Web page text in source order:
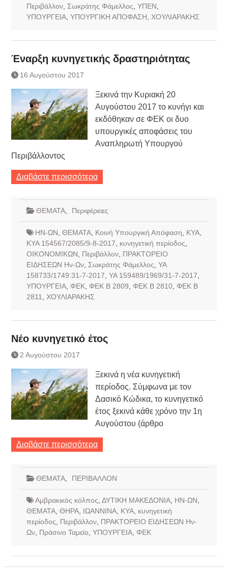
Περιβάλλον, Σωκράτης Φάμελλος ΥΠΕΝ
ΥΠΟΥΡΓΕΙΑ, ΥΠΟΥΡΓΙΚΗ ΑΠΟΦΑΣΗ ΧΟΥΛΙΑΡΑΚΗΣ
Έναρξη κυνηγετικής δραστηριότητας
16 Αυγούστου 2017
Ξεκινά την Κυριακή 20
Αυγούστου 2017 το κυνήγι και
εκδόθηκαν σε ΦΕΚ οι δυο
υπουργικές αποφάσεις του
Αναπληρωτή Υπουργού
Περιβάλλοντος
Διαβάστε περισσότερα
ΘΕΜΑΤΑ, Περιφέρειες
ΗΝ-ΩΝ ΘΕΜΑΤΑ, Κοινή Υπουργική Απόφαση ΚΥΑ,
ΚΥΑ 154567/2085/9-8-2017
κυνηγετική περίοδος
ΟΙΚΟΝΟΜΙΚΩΝ
Περιβάλλον, ΠΡΑΚΤΟΡΕΙΟ
ΕΙΔΗΣΕΩΝ Ην-Ων, Σωκράτης Φάμελλος ΥΑ
158733/1749:31-7-2017 ΥΑ 159489/1969/31-7-2017
ΥΠΟΥΡΓΕΙΑ, ΦΕΚ, ΦΕΚ Β 2809 ΦΕΚ Β 2810, ΦΕΚ Β
2811
ΧΟΥΛΙΑΡΑΚΗΣ
Νέο κυνηγετικό έτος
2 Αυγούστου 2017
Ξεκινά η νέα κυνηγετική
περίοδος. Σύμφωνα με τον
Δασικό Κώδικα, το κυνηγετικό
έτος ξεκινά κάθε χρόνο την 1η
Αυγούστου (άρθρο
Διαβάστε περισσότερα
ΘΕΜΑΤΑ, ΠΕΡΙΒΑΛΛΟΝ
Αμβρακικός κόλπος ΔΥΤΙΚΗ ΜΑΚΕΔΟΝΙΑ, ΗΝ-ΩΝ
ΘΕΜΑΤΑ, ΘΗΡΑ, ΙΩΑΝΝΙΝΑ, ΚΥΑ, κυνηγετική
περίοδος
Περιβάλλον, ΠΡΑΚΤΟΡΕΙΟ ΕΙΔΗΣΕΩΝ Ην-
Ων, Πράσινο Ταμείο ΥΠΟΥΡΓΕΙΑ, ΦΕΚ